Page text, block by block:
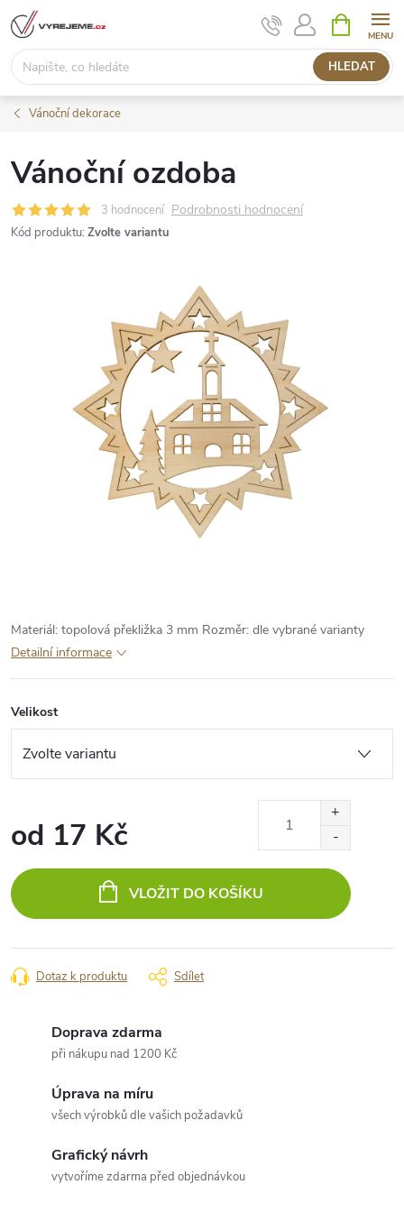
Přejít
na
obsah
HLEDAT
NÁKUPNÍ
KOŠÍK
Vánoční dekorace
Vánoční ozdoba
3 hodnocení Podrobnosti hodnocení
Kód produktu: Zvolte variantu
Materiál: topolová překližka 3 mm Rozměr: dle vybrané varianty
Detailní informace
Velikost
od 17 Kč
cena:
VLOŽIT DO KOŠÍKU
Dotaz k produktu Sdílet
Doprava zdarma
při nákupu nad 1200 Kč
Úprava na míru
všech výrobků dle vašich požadavků
Grafický návrh
vytvoříme zdarma před objednávkou